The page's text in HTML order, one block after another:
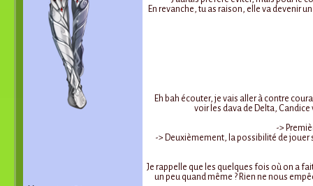
En revanche, tu as raison, elle va devenir
Eh bah écouter, je vais aller à contre
voir les dava de Delta,
->
-> Deuxièmement, la possibilité de jouer
Je rappelle que les quelques fois où on a
un peu quand même ? Rien ne nous